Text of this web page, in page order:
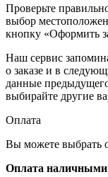
Проверьте
выбор
кнопку «Оформить
Наш сервис
о заказе и в
данные
выбирайте другие
Оплата
Вы можете выбрать
Оплата наличными